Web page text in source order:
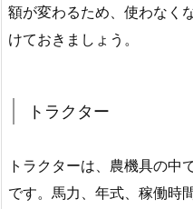
額が変わるため、使わなく
けておきましょう。
トラクター
トラクターは、農機具の中
です。馬力、年式、稼働時